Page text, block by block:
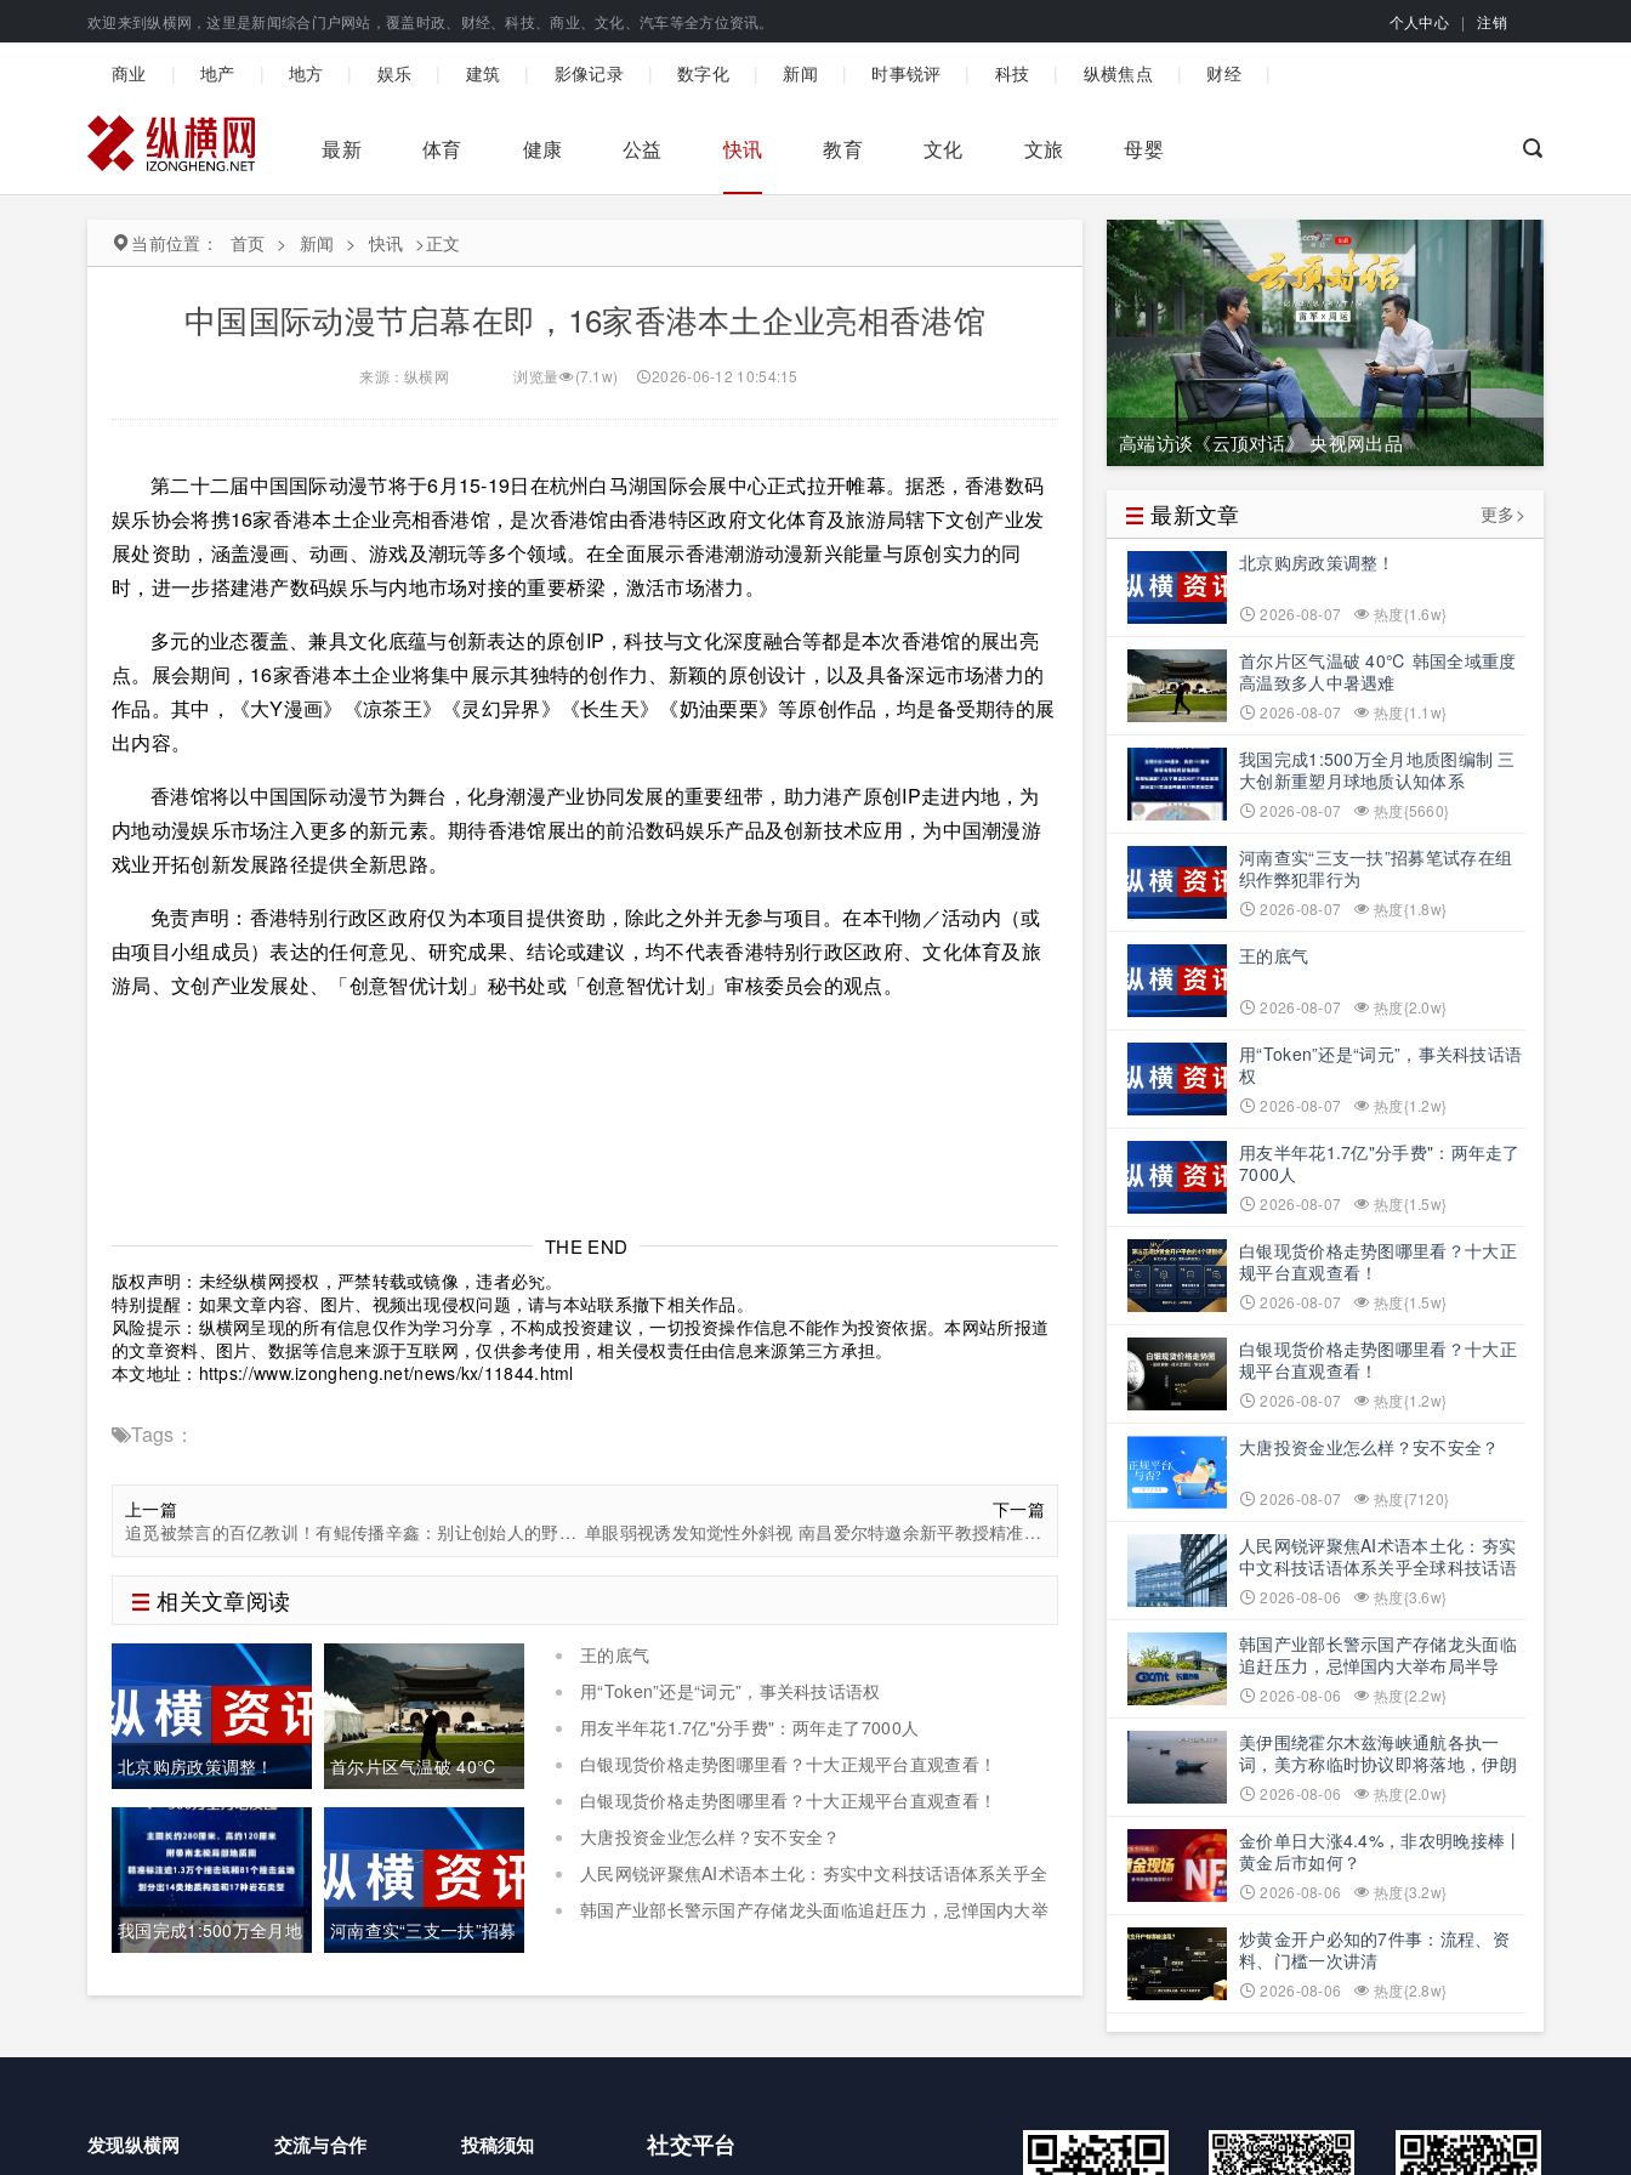
欢迎来到纵横网，这里是新闻综合门户网站，覆盖时政、财经、科技、商业、文化、汽车等全方位资讯。 个人中心 | 注销
商业 地产 地方 娱乐 建筑 影像记录 数字化 新闻 时事锐评 科技 纵横焦点 财经
最新 体育 健康 公益 快讯 教育 文化 文旅 母婴
当前位置： 首页 > 新闻 > 快讯 >正文
中国国际动漫节启幕在即，16家香港本土企业亮相香港馆
来源：纵横网 浏览量 (7.1w) 2026-06-12 10:54:15
第二十二届中国国际动漫节将于6月15-19日在杭州白马湖国际会展中心正式拉开帷幕。据悉，香港数码
娱乐协会将携16家香港本土企业亮相香港馆，是次香港馆由香港特区政府文化体育及旅游局辖下文创产业发
展处资助，涵盖漫画、动画、游戏及潮玩等多个领域。在全面展示香港潮游动漫新兴能量与原创实力的同
时，进一步搭建港产数码娱乐与内地市场对接的重要桥梁，激活市场潜力。
多元的业态覆盖、兼具文化底蕴与创新表达的原创IP，科技与文化深度融合等都是本次香港馆的展出亮
点。展会期间，16家香港本土企业将集中展示其独特的创作力、新颖的原创设计，以及具备深远市场潜力的
作品。其中，《大Y漫画》《凉茶王》《灵幻异界》《长生天》《奶油栗栗》等原创作品，均是备受期待的展
出内容。
香港馆将以中国国际动漫节为舞台，化身潮漫产业协同发展的重要纽带，助力港产原创IP走进内地，为
内地动漫娱乐市场注入更多的新元素。期待香港馆展出的前沿数码娱乐产品及创新技术应用，为中国潮漫游
戏业开拓创新发展路径提供全新思路。
免责声明：香港特别行政区政府仅为本项目提供资助，除此之外并无参与项目。在本刊物／活动内（或
由项目小组成员）表达的任何意见、研究成果、结论或建议，均不代表香港特别行政区政府、文化体育及旅
游局、文创产业发展处、「创意智优计划」秘书处或「创意智优计划」审核委员会的观点。
THE END
版权声明：未经纵横网授权，严禁转载或镜像，违者必究。
特别提醒：如果文章内容、图片、视频出现侵权问题，请与本站联系撤下相关作品。
风险提示：纵横网呈现的所有信息仅作为学习分享，不构成投资建议，一切投资操作信息不能作为投资依据。本网站所报道
的文章资料、图片、数据等信息来源于互联网，仅供参考使用，相关侵权责任由信息来源第三方承担。
本文地址： https://www.izongheng.net/news/kx/11844.html
Tags：
上一篇
追觅被禁言的百亿教训！有鲲传播辛鑫：别让创始人的野性，成了品牌最大的“黑天鹅”
下一篇
单眼弱视诱发知觉性外斜视 南昌爱尔特邀余新平教授精准手术助患者重塑眼位
相关文章阅读
北京购房政策调整！
首尔片区气温破 40℃
韩国全域重度高温致多
人中暑遇难
我国完成1:500万全月地
河南查实“三支一扶”招募
王的底气
用“Token”还是“词元”，事关科技话语权
用友半年花1.7亿"分手费"：两年走了7000人
白银现货价格走势图哪里看？十大正规平台直观查看！
白银现货价格走势图哪里看？十大正规平台直观查看！
大唐投资金业怎么样？安不安全？
人民网锐评聚焦AI术语本土化：夯实中文科技话语体系关乎全
球科技话语权争夺
韩国产业部长警示国产存储龙头面临追赶压力，忌惮国内大举
高端访谈《云顶对话》 央视网出品
最新文章
更多>
北京购房政策调整！
2026-08-07 热度{1.6w}
首尔片区气温破 40℃ 韩国全域重度
高温致多人中暑遇难
2026-08-07 热度{1.1w}
我国完成1:500万全月地质图编制 三
大创新重塑月球地质认知体系
2026-08-07 热度{5660}
河南查实“三支一扶”招募笔试存在组
织作弊犯罪行为
2026-08-07 热度{1.8w}
王的底气
2026-08-07 热度{2.0w}
用“Token”还是“词元”，事关科技话语
权
2026-08-07 热度{1.2w}
用友半年花1.7亿"分手费"：两年走了
7000人
2026-08-07 热度{1.5w}
白银现货价格走势图哪里看？十大正
规平台直观查看！
2026-08-07 热度{1.5w}
白银现货价格走势图哪里看？十大正
规平台直观查看！
2026-08-07 热度{1.2w}
大唐投资金业怎么样？安不安全？
2026-08-07 热度{7120}
人民网锐评聚焦AI术语本土化：夯实
中文科技话语体系关乎全球科技话语
权争夺
2026-08-06 热度{3.6w}
韩国产业部长警示国产存储龙头面临
追赶压力，忌惮国内大举布局半导
体，呼吁加码本土资本投入避免优势
流失
2026-08-06 热度{2.2w}
美伊围绕霍尔木兹海峡通航各执一
词，美方称临时协议即将落地，伊朗
坚称仅与阿曼双边磋商、通航恢复取
决于美方态度
2026-08-06 热度{2.0w}
金价单日大涨4.4%，非农明晚接棒丨
黄金后市如何？
2026-08-06 热度{3.2w}
炒黄金开户必知的7件事：流程、资
料、门槛一次讲清
2026-08-06 热度{2.8w}
发现纵横网 交流与合作 投稿须知 社交平台